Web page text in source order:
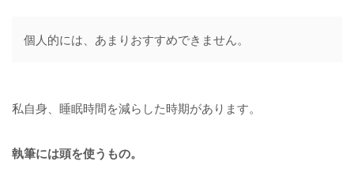
個人的には、あまりおすすめできません。
私自身、睡眠時間を減らした時期があります。
執筆には頭を使うもの。